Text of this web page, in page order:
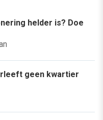
helder is? Doe
geen kwartier